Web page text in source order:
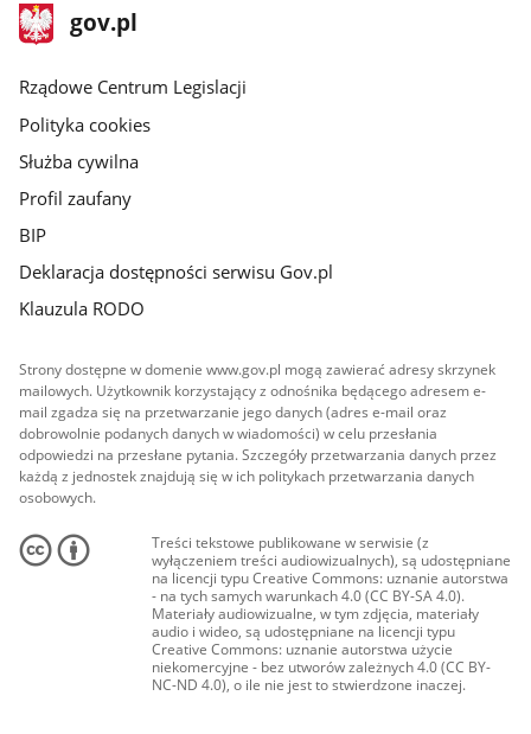
stopka
gov.plStrona
gov.pl
Rządowe Centrum Legislacji
Polityka cookies
Służba cywilna
Profil zaufany
BIP
Deklaracja dostępności serwisu Gov.pl
Klauzula RODO
Strony dostępne w domenie www.gov.pl mogą zawierać adresy skrzynek
mailowych. Użytkownik korzystający z odnośnika będącego adresem e-
mail zgadza się na przetwarzanie jego danych (adres e-mail oraz
dobrowolnie podanych danych w wiadomości) w celu przesłania
odpowiedzi na przesłane pytania. Szczegóły przetwarzania danych przez
każdą z jednostek znajdują się w ich politykach przetwarzania danych
osobowych.
Treści tekstowe publikowane w serwisie (z
wyłączeniem treści audiowizualnych), są udostępniane
na licencji typu Creative Commons: uznanie autorstwa
- na tych samych warunkach 4.0 (CC BY-SA 4.0).
Materiały audiowizualne, w tym zdjęcia, materiały
audio i wideo, są udostępniane na licencji typu
Creative Commons: uznanie autorstwa użycie
niekomercyjne - bez utworów zależnych 4.0 (CC BY-
NC-ND 4.0), o ile nie jest to stwierdzone inaczej.